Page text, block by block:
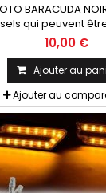
BARACUDA
qui peuvent
motos ou10,00 €
Ajouter au
Ajouter au